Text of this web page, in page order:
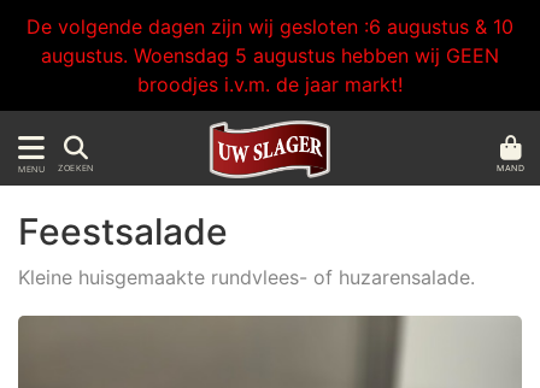
De volgende dagen zijn wij gesloten :6 augustus & 10
augustus. Woensdag 5 augustus hebben wij GEEN
broodjes i.v.m. de jaar markt!
MENU ZOEKEN MAND
Feestsalade
Kleine huisgemaakte rundvlees- of huzarensalade.